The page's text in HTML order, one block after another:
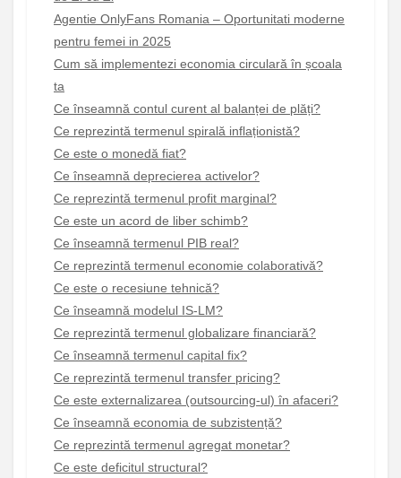
Agentie OnlyFans Romania – Oportunitati moderne
pentru femei in 2025
Cum să implementezi economia circulară în școala
ta
Ce înseamnă contul curent al balanței de plăți?
Ce reprezintă termenul spirală inflaționistă?
Ce este o monedă fiat?
Ce înseamnă deprecierea activelor?
Ce reprezintă termenul profit marginal?
Ce este un acord de liber schimb?
Ce înseamnă termenul PIB real?
Ce reprezintă termenul economie colaborativă?
Ce este o recesiune tehnică?
Ce înseamnă modelul IS-LM?
Ce reprezintă termenul globalizare financiară?
Ce înseamnă termenul capital fix?
Ce reprezintă termenul transfer pricing?
Ce este externalizarea (outsourcing-ul) în afaceri?
Ce înseamnă economia de subzistență?
Ce reprezintă termenul agregat monetar?
Ce este deficitul structural?